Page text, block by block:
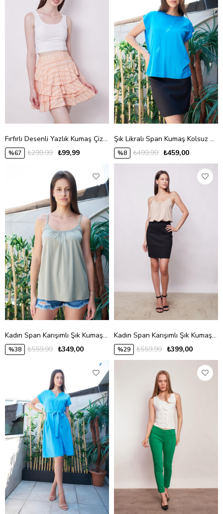
Fırfırlı Desenli Yazlık Kumaş Çizgili Dizüstü Mykonos Etek-Pudra Çizgi
%67 ₺99,99
₺299,99
Şık Likralı Span Kumaş Kolsuz Geniş Sıfır Yaka Düşük Omuzlu Basic Tshirt Bluz-Mavi
%8 ₺459,00
₺499,99
Kadın Span Karışımlı Şık Kumaş İp Askılı Önü Büzgülü Ayar Askılı T-shirt Bluz-Açık Haki
%38 ₺349,00
₺559,99
Kadın Span Karışımlı Şık Kumaş İp Askılı Önü Büzgülü Ayar Askılı T-shirt Bluz-Koyu Bej
%29 ₺399,00
₺559,99